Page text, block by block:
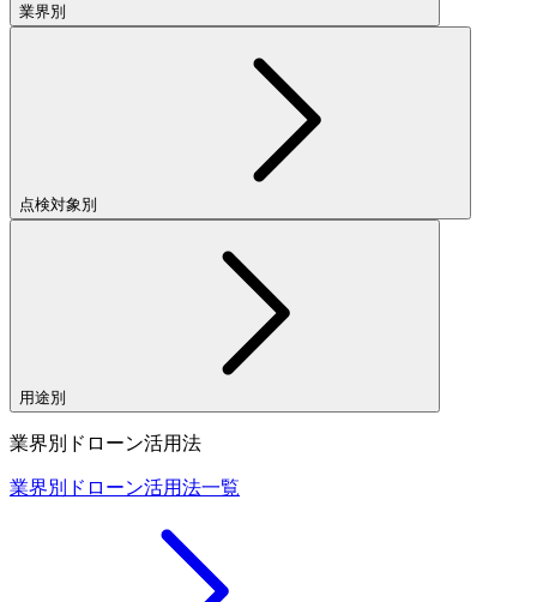
業界別
点検対象別
用途別
業界別ドローン活用法
業界別ドローン活用法一覧